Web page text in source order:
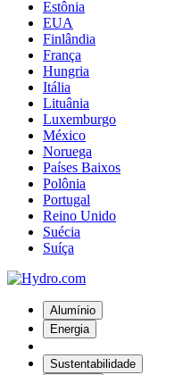
Estônia
EUA
Finlândia
França
Hungria
Itália
Lituânia
Luxemburgo
México
Noruega
Países Baixos
Polônia
Portugal
Reino Unido
Suécia
Suíça
Alumínio
Energia
Sustentabilidade